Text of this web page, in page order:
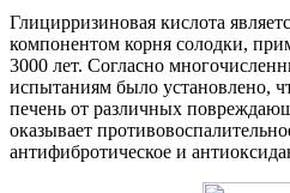
Глицирризиновая кислота
компонентом корня солодки,
3000 лет. Согласно
испытаниям было установлено,
печень от различных
оказывает
антифибротическое и